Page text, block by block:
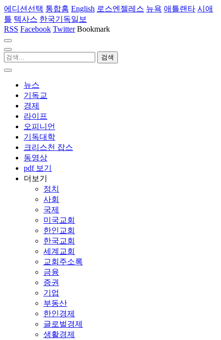
에디션선택 통합홈 English 로스엔젤레스 뉴욕 애틀랜타 시애
틀 텍사스 한국기독일보
RSS Facebook Twitter Bookmark
뉴스
기독교
경제
라이프
오피니언
기독대학
크리스천 잡스
동영상
pdf 보기
더보기
정치
사회
국제
미국교회
한인교회
한국교회
세계교회
교회주소록
금융
증권
기업
부동산
한인경제
글로벌경제
생활경제